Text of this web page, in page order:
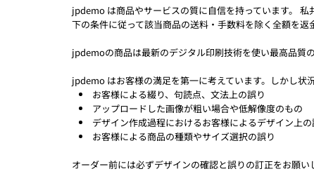
jpdemo は商品やサービスの質に自信を持っています。
下の条件に従って該当商品の送料・手数料を除く全額を返
jpdemoの商品は最新のデジタル印刷技術を使い最高品質
jpdemo はお客様の満足を第一に考えています。しかし状
お客様による綴り、句読点、文法上の誤り
アップロードした画像が粗い場合や低解像度のもの
デザイン作成過程におけるお客様によるデザイン上の
お客様による商品の種類やサイズ選択の誤り
オーダー前には必ずデザインの確認と誤りの訂正をお願